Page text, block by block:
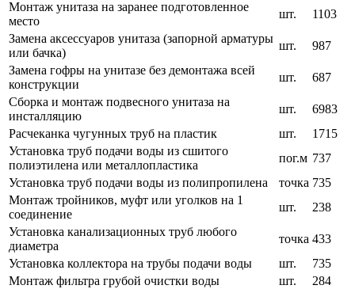
Монтаж унитаза на заранее подготовленное
место
шт.
1103
Замена аксессуаров унитаза (запорной арматуры
или бачка)
шт.
987
Замена гофры на унитазе без демонтажа всей
конструкции
шт.
687
Сборка и монтаж подвесного унитаза на
инсталляцию
шт.
6983
Расчеканка чугунных труб на пластик
шт.
1715
Установка труб подачи воды из сшитого
полиэтилена или металлопластика
пог.м 737
Установка труб подачи воды из полипропилена
точка 735
Монтаж тройников, муфт или уголков на 1
соединение
шт.
238
Установка канализационных труб любого
диаметра
точка 433
Установка коллектора на трубы подачи воды
шт.
735
Монтаж фильтра грубой очистки воды
шт.
284